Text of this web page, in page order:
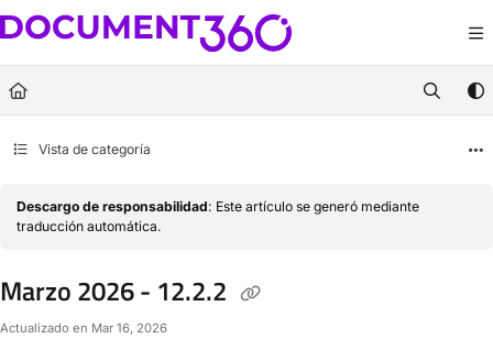
Documentation Index
Fetch the complete documentation index at:https://docs.document360.com/
Use this file to discover all available pages before exploring further.
Vista de categoría
Descargo de responsabilidad: Este artículo se generó mediante
traducción automática.
Marzo 2026 - 12.2.2
Actualizado en Mar 16, 2026